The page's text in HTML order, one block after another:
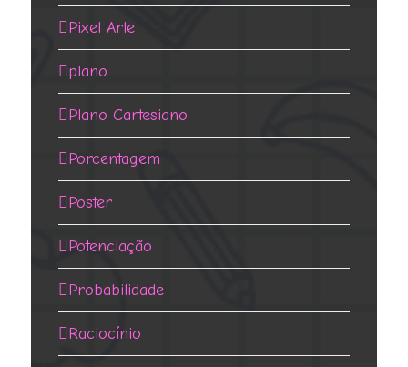
Pixel Arte
plano
Plano Cartesiano
Porcentagem
Poster
Potenciação
Probabilidade
Raciocínio